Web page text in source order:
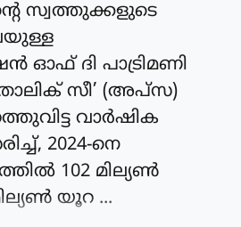
സ്വത്തുക്കളുടെ
ഓഫ് ദി പാട്രിമണി
സീ’ (അപ്‌സ)
വാര്‍ഷിക
2024-നെ
102 മില്യണ്‍
യൂറ ...